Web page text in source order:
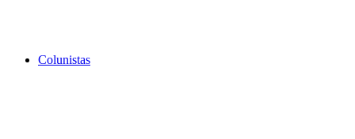
Colunistas